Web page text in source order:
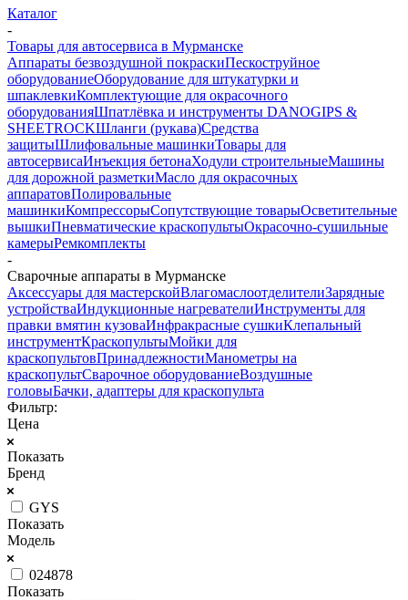
Каталог
-
Товары для автосервиса в Мурманске
Аппараты безвоздушной покраскиПескоструйное
оборудованиеОборудование для штукатурки и
шпаклевкиКомплектующие для окрасочного
оборудованияШпатлёвка и инструменты DANOGIPS &
SHEETROCKШланги (рукава)Средства
защитыШлифовальные машинкиТовары для
автосервисаИнъекция бетонаХодули строительныеМашины
для дорожной разметкиМасло для окрасочных
аппаратовПолировальные
машинкиКомпрессорыСопутствующие товарыОсветительные
вышкиПневматические краскопультыОкрасочно-сушильные
камерыРемкомплекты
-
Сварочные аппараты в Мурманске
Аксессуары для мастерскойВлагомаслоотделителиЗарядные
устройстваИндукционные нагревателиИнструменты для
правки вмятин кузоваИнфракрасные сушкиКлепальный
инструментКраскопультыМойки для
краскопультовПринадлежностиМанометры на
краскопультСварочное оборудованиеВоздушные
головыБачки, адаптеры для краскопульта
Фильтр:
Цена
Показать
Бренд
GYS
Показать
Модель
024878
Показать